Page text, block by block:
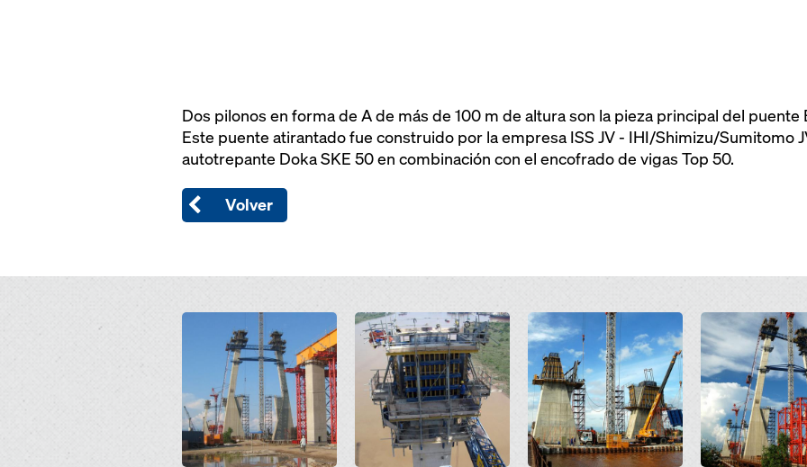
Dos pilonos en forma de A de más de 100 m de altura son la pieza principal del
Este puente atirantado fue construido por la empresa ISS JV - IHI/Shimizu/Sumitomo
autotrepante Doka SKE 50 en combinación con el encofrado de vigas Top 50.
Volver
Open Open Open Open